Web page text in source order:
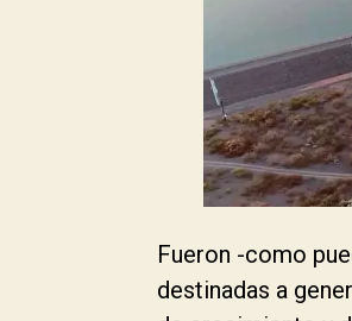
Fueron -como
destinadas a